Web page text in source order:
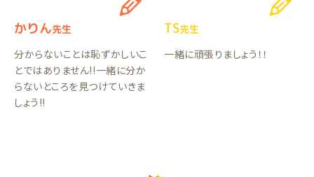
かりん先生
分からないことは恥ずかしいこ
とではありません!!一緒に分か
らないところを見つけていきま
しょう!!
TS先生
一緒に頑張りましょう！！